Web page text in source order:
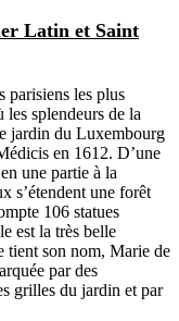
Latin et Saint
parisiens les plus
les splendeurs de la
jardin du Luxembourg
en 1612. D’une
une partie à la
s’étendent une forêt
106 statues
est la très belle
tient son nom, Marie de
par des
grilles du jardin et par